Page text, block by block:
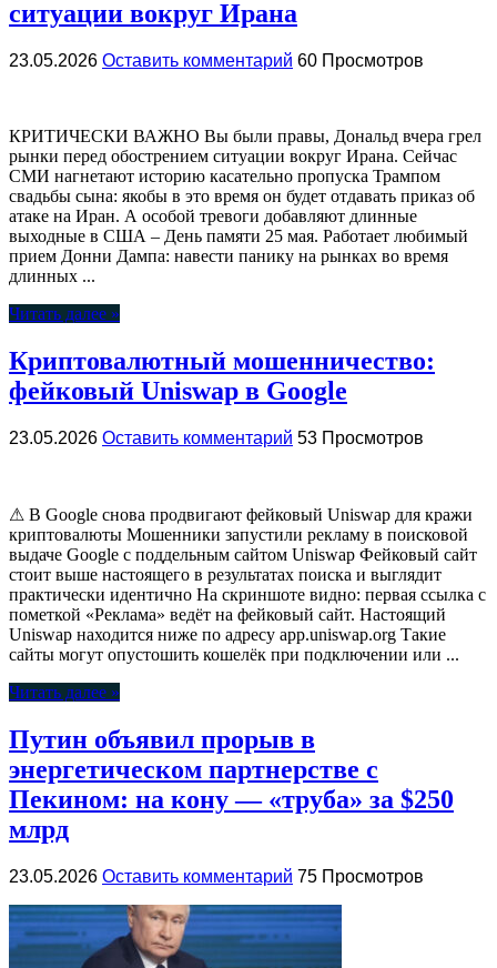
ситуации вокруг Ирана
23.05.2026 Оставить комментарий 60 Просмотров
КРИТИЧЕСКИ ВАЖНО Вы были правы, Дональд вчера грел
рынки перед обострением ситуации вокруг Ирана. Сейчас
СМИ нагнетают историю касательно пропуска Трампом
свадьбы сына: якобы в это время он будет отдавать приказ об
атаке на Иран. А особой тревоги добавляют длинные
выходные в США – День памяти 25 мая. Работает любимый
прием Донни Дампа: навести панику на рынках во время
длинных ...
Читать далее »
Криптовалютный мошенничество:
фейковый Uniswap в Google
23.05.2026 Оставить комментарий 53 Просмотров
⚠ В Google снова продвигают фейковый Uniswap для кражи
криптовалюты Мошенники запустили рекламу в поисковой
выдаче Google с поддельным сайтом Uniswap Фейковый сайт
стоит выше настоящего в результатах поиска и выглядит
практически идентично На скриншоте видно: первая ссылка с
пометкой «Реклама» ведёт на фейковый сайт. Настоящий
Uniswap находится ниже по адресу app.uniswap.org Такие
сайты могут опустошить кошелёк при подключении или ...
Читать далее »
Путин объявил прорыв в
энергетическом партнерстве с
Пекином: на кону — «труба» за $250
млрд
23.05.2026 Оставить комментарий 75 Просмотров